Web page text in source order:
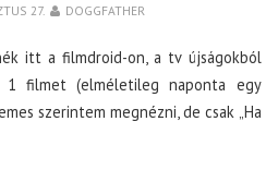
27. DOGGFATHER
itt a filmdroid-on, a tv újságokból
1 filmet (elméletileg naponta egy
szerintem megnézni, de csak „Ha